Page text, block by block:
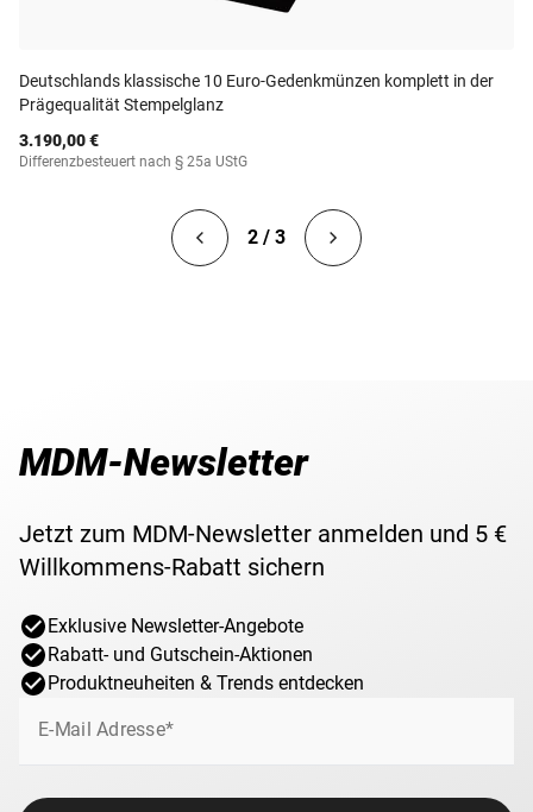
Deutschlands klassische 10 Euro-Gedenkmünzen komplett in der
Prägequalität Stempelglanz
3.190,00 €
Differenzbesteuert nach § 25a UStG
2 / 3
MDM-Newsletter
Jetzt zum MDM-Newsletter anmelden und 5 €
Willkommens-Rabatt sichern
Exklusive Newsletter-Angebote
Rabatt- und Gutschein-Aktionen
Produktneuheiten & Trends entdecken
E-Mail Adresse*